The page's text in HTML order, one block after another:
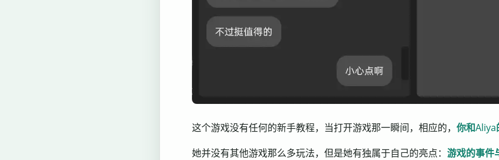
这个游戏没有任何的新手教程，当打开游戏那一瞬间，相应的， 你和Aliya
她并没有其他游戏那么多玩法，但是她有独属于自己的亮点： 游戏的事件